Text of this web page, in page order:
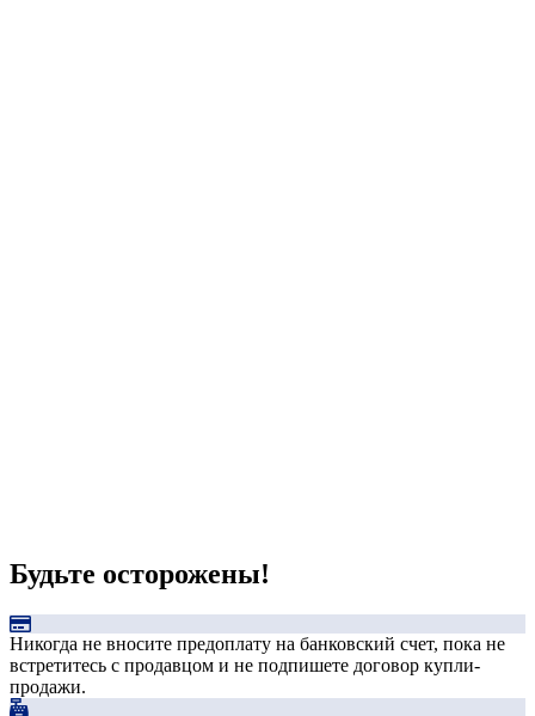
Будьте осторожены!
Никогда не вносите предоплату на банковский счет, пока не
встретитесь с продавцом и не подпишете договор купли-
продажи.